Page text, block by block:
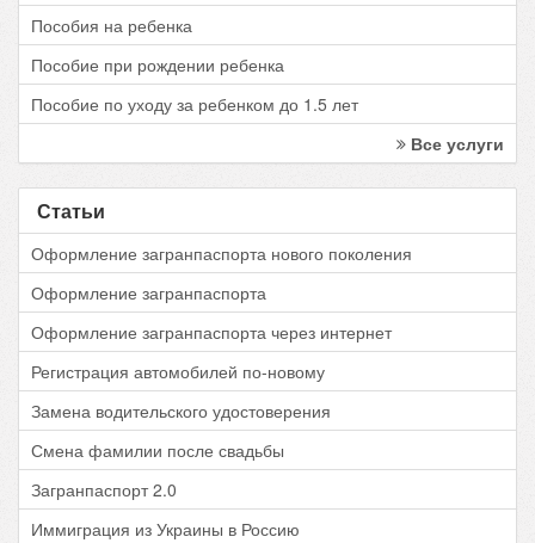
Пособия на ребенка
Пособие при рождении ребенка
Пособие по уходу за ребенком до 1.5 лет
Все услуги
Статьи
Оформление загранпаспорта нового поколения
Оформление загранпаспорта
Оформление загранпаспорта через интернет
Регистрация автомобилей по-новому
Замена водительского удостоверения
Смена фамилии после свадьбы
Загранпаспорт 2.0
Иммиграция из Украины в Россию